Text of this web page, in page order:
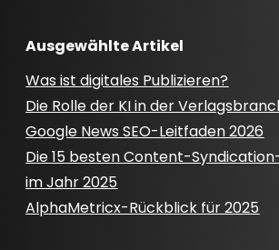
Ausgewählte Artikel
Was ist digitales Publizieren?
Die Rolle der KI in der
Google News SEO-Leitfaden 2026
Die 15 besten Content-
im Jahr 2025
AlphaMetricx-Rückblick für 2025